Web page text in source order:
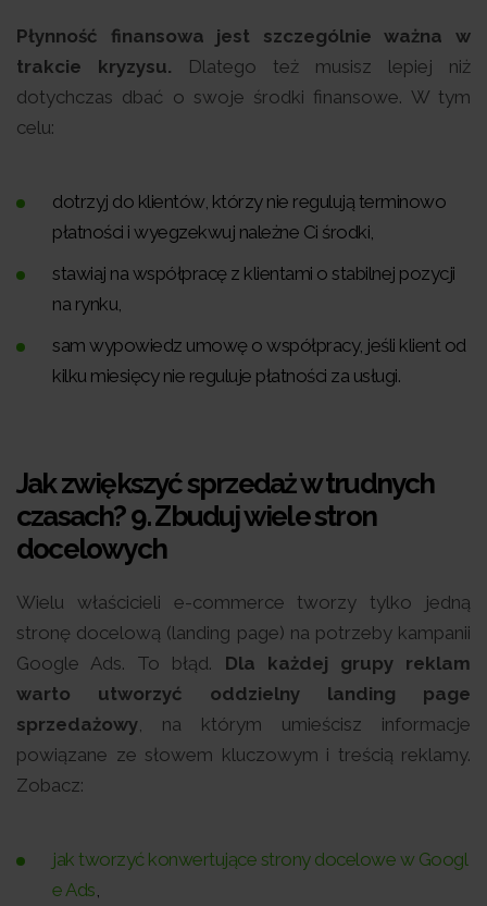
Płynność finansowa jest szczególnie ważna w
trakcie kryzysu. Dlatego też musisz lepiej niż
dotychczas dbać o swoje środki finansowe. W tym
celu:
dotrzyj do klientów, którzy nie regulują terminowo
płatności i wyegzekwuj należne Ci środki,
stawiaj na współpracę z klientami o stabilnej pozycji
na rynku,
sam wypowiedz umowę o współpracy, jeśli klient od
kilku miesięcy nie reguluje płatności za usługi.
Jak zwiększyć sprzedaż w trudnych
czasach? 9.Zbuduj wiele stron
docelowych
Wielu właścicieli e-commerce tworzy tylko jedną
stronę docelową (landing page) na potrzeby kampanii
Google Ads. To błąd. Dla każdej grupy reklam
warto utworzyć oddzielny landing page
sprzedażowy , na którym umieścisz informacje
powiązane ze słowem kluczowym i treścią reklamy.
Zobacz:
jak tworzyć konwertujące strony docelowe w Googl
e Ads